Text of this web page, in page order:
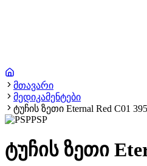
მთავარი
მედიკამენტები
ტუჩის ზეთი Eternal Red C01
PSP
ტუჩის ზეთი